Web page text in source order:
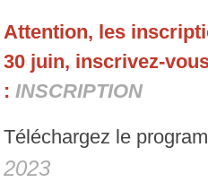
Attention, les
30 juin, inscrivez-
: INSCRIPTION
Téléchargez le
2023